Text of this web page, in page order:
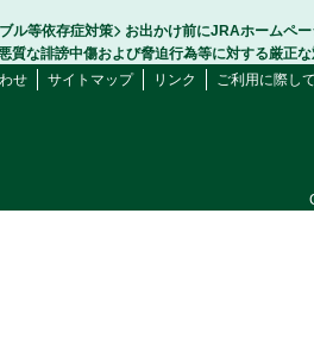
ル等依存症対策
お出かけ前にJRAホームペ
質な誹謗中傷および脅迫行為等に対する厳正
せ
サイトマップ リンク ご利用に際し